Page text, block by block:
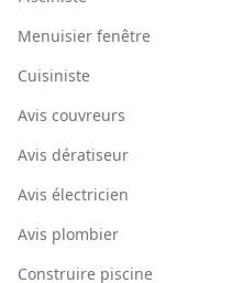
Menuisier fenêtre
Cuisiniste
Avis couvreurs
Avis dératiseur
Avis électricien
Avis plombier
Construire piscine